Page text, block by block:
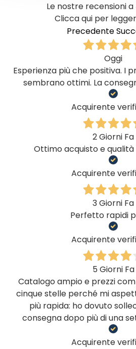
Le nostre recensioni a
Clicca qui per
Precedente
Oggi
Esperienza più che positiva. I
sembrano ottimi. La
Acquirente
2 Giorni Fa
Ottimo acquisto e
Acquirente
3 Giorni Fa
Perfetto rapidi
Acquirente
5 Giorni Fa
Catalogo ampio e prezzi
cinque stelle perché mi
più rapida: ho dovuto
consegna dopo più di una
Acquirente